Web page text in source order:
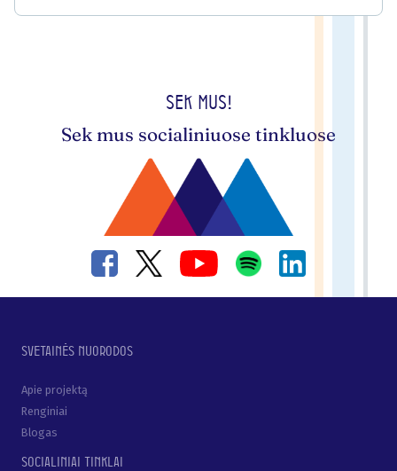
Sek mus!
Sek mus socialiniuose tinkluose
Svetainės nuorodos
Apie projektą
Renginiai
Blogas
Socialiniai tinklai